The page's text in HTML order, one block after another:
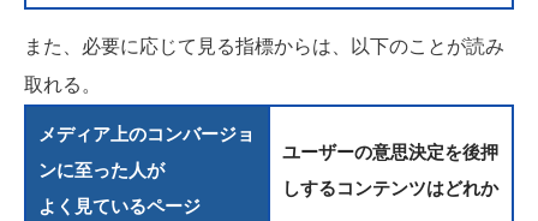
また、必要に応じて見る指標からは、以下のことが読み
取れる。
メディア上のコンバージョ
ンに至った人が
よく見ているページ
ユーザーの意思決定を後押
しするコンテンツはどれか